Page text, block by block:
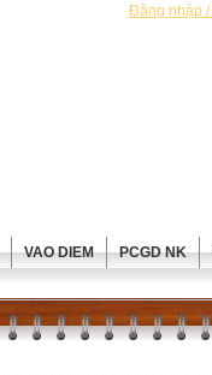
Đăng nhập
VAO DIEM PCGD NK